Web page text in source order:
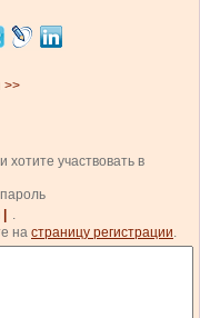
>>
хотите участвовать в
.
на страницу регистрации.